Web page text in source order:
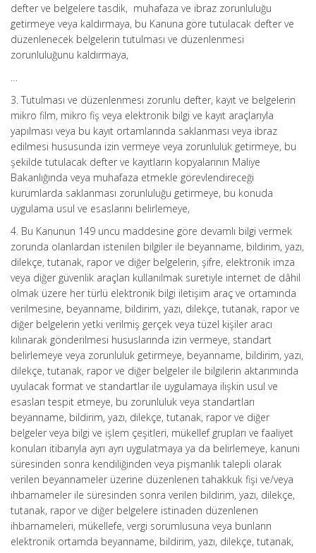
defter ve belgelere tasdik, muhafaza ve ibraz zorunluluğu
getirmeye veya kaldırmaya, bu Kanuna göre tutulacak defter ve
düzenlenecek belgelerin tutulması ve düzenlenmesi
zorunluluğunu kaldırmaya,
…
3. Tutulması ve düzenlenmesi zorunlu defter, kayıt ve belgelerin
mikro film, mikro fiş veya elektronik bilgi ve kayıt araçlarıyla
yapılması veya bu kayıt ortamlarında saklanması veya ibraz
edilmesi hususunda izin vermeye veya zorunluluk getirmeye, bu
şekilde tutulacak defter ve kayıtların kopyalarının Maliye
Bakanlığında veya muhafaza etmekle görevlendireceği
kurumlarda saklanması zorunluluğu getirmeye, bu konuda
uygulama usul ve esaslarını belirlemeye,
4. Bu Kanunun 149 uncu maddesine göre devamlı bilgi vermek
zorunda olanlardan istenilen bilgiler ile beyanname, bildirim, yazı,
dilekçe, tutanak, rapor ve diğer belgelerin, şifre, elektronik imza
veya diğer güvenlik araçları kullanılmak suretiyle internet de dâhil
olmak üzere her türlü elektronik bilgi iletişim araç ve ortamında
verilmesine, beyanname, bildirim, yazı, dilekçe, tutanak, rapor ve
diğer belgelerin yetki verilmiş gerçek veya tüzel kişiler aracı
kılınarak gönderilmesi hususlarında izin vermeye, standart
belirlemeye veya zorunluluk getirmeye, beyanname, bildirim, yazı,
dilekçe, tutanak, rapor ve diğer belgeler ile bilgilerin aktarımında
uyulacak format ve standartlar ile uygulamaya ilişkin usul ve
esasları tespit etmeye, bu zorunluluk veya standartları
beyanname, bildirim, yazı, dilekçe, tutanak, rapor ve diğer
belgeler veya bilgi ve işlem çeşitleri, mükellef grupları ve faaliyet
konuları itibarıyla ayrı ayrı uygulatmaya ya da belirlemeye, kanuni
süresinden sonra kendiliğinden veya pişmanlık talepli olarak
verilen beyannameler üzerine düzenlenen tahakkuk fişi ve/veya
ihbarnameler ile süresinden sonra verilen bildirim, yazı, dilekçe,
tutanak, rapor ve diğer belgelere istinaden düzenlenen
ihbarnameleri, mükellefe, vergi sorumlusuna veya bunların
elektronik ortamda beyanname, bildirim, yazı, dilekçe, tutanak,